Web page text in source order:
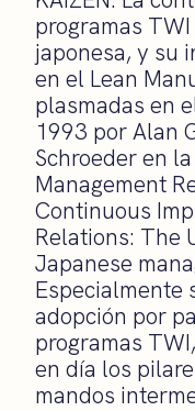
programas
japonesa, y su
en el Lean
plasmadas en
1993 por Alan
Schroeder en
Management
Continuous
Relations: The
Japanese
Especialmente
adopción por
programas
en día los
mandos